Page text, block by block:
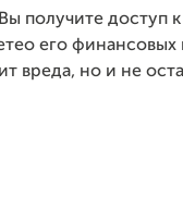
получите доступ
его финансовых
вреда, но и не